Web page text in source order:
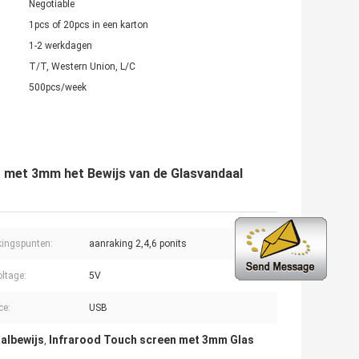
Negotiable
1pcs of 20pcs in een karton
1-2 werkdagen
T/T, Western Union, L/C
500pcs/week
3mm het Bewijs van de Glasvandaal
aanraking 2,4,6 ponits
5V
USB
, Infrarood Touch screen met 3mm Glas